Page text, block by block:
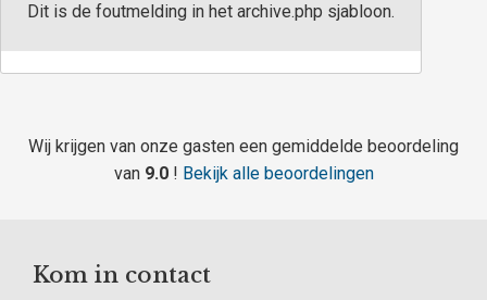
Dit is de foutmelding in het archive.php sjabloon.
Wij krijgen van onze gasten een gemiddelde beoordeling
van 9.0 ! Bekijk alle beoordelingen
Kom in contact